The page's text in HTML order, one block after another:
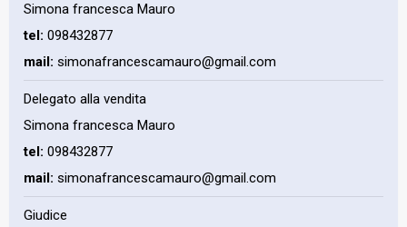
Simona francesca Mauro
tel: 098432877
mail: simonafrancescamauro@gmail.com
Delegato alla vendita
Simona francesca Mauro
tel: 098432877
mail: simonafrancescamauro@gmail.com
Giudice